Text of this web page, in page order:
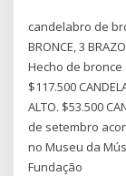
candelabro de
BRONCE, 3
Hecho de bronce
$117.500
ALTO. $53.500
de setembro
no Museu da
Fundação